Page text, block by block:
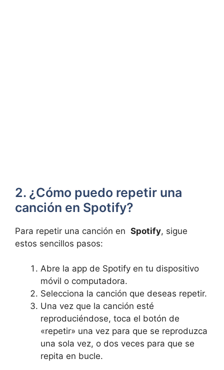
2. ¿Cómo puedo repetir una
canción en Spotify?
Para repetir⁣ una canción ⁣en ‍ Spotify, sigue
estos sencillos⁣ pasos:
Abre ⁣la ⁤app de⁢ Spotify en ​tu dispositivo
móvil o computadora.
Selecciona la canción que deseas repetir.
Una vez que la canción ⁣esté
reproduciéndose, toca el botón‍ de
«repetir»‍ una vez para ‌que ⁤se reproduzca
⁢una sola vez, o dos⁤ veces para que se
‌repita⁤ en bucle.